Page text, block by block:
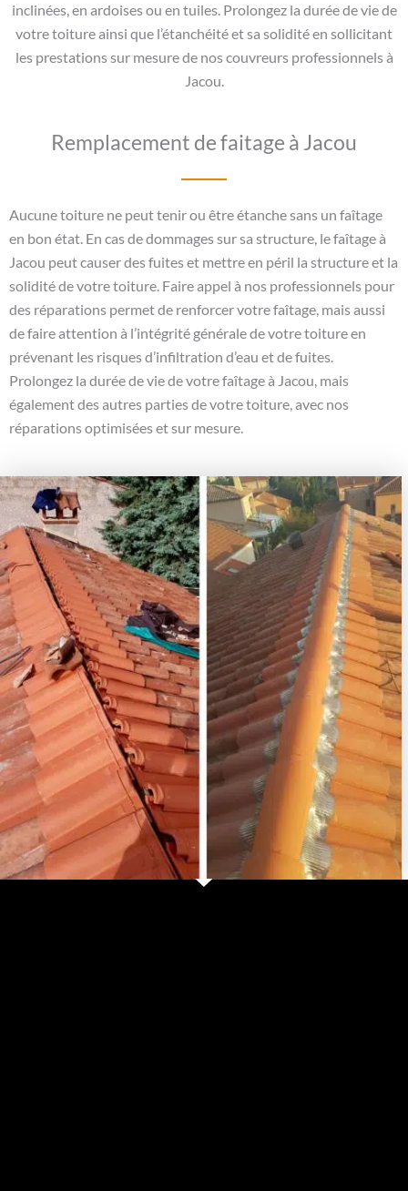
inclinées, en ardoises ou en tuiles. Prolongez la durée de vie de
votre toiture ainsi que l’étanchéité et sa solidité en sollicitant
les prestations sur mesure de nos couvreurs professionnels à
Jacou.
Remplacement de faitage à Jacou
Aucune toiture ne peut tenir ou être étanche sans un faîtage
en bon état. En cas de dommages sur sa structure, le faîtage à
Jacou peut causer des fuites et mettre en péril la structure et la
solidité de votre toiture. Faire appel à nos professionnels pour
des réparations permet de renforcer votre faîtage, mais aussi
de faire attention à l’intégrité générale de votre toiture en
prévenant les risques d’infiltration d’eau et de fuites.
Prolongez la durée de vie de votre faîtage à Jacou, mais
également des autres parties de votre toiture, avec nos
réparations optimisées et sur mesure.